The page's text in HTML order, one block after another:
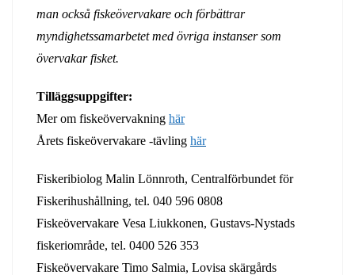
man också fiskeövervakare och förbättrar
myndighetssamarbetet med övriga instanser som
övervakar fisket.
Tilläggsuppgifter:
Mer om fiskeövervakning här
Årets fiskeövervakare -tävling här
Fiskeribiolog Malin Lönnroth, Centralförbundet för
Fiskerihushållning, tel. 040 596 0808
Fiskeövervakare Vesa Liukkonen, Gustavs-Nystads
fiskeriområde, tel. 0400 526 353
Fiskeövervakare Timo Salmia, Lovisa skärgårds